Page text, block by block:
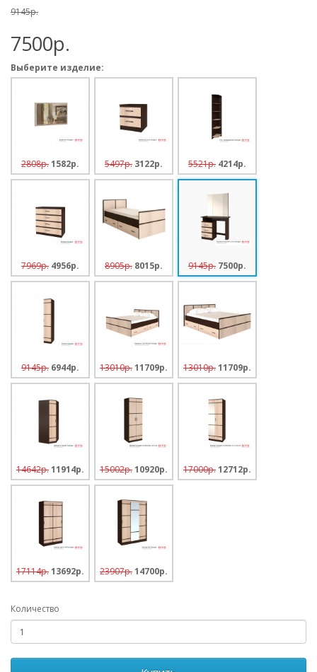
9145p.
7500p.
Выберите изделие:
2808p.1582p. 5497p. 3122p. 5521p. 4214p.
7969p. 4956p. 8905p. 8015p. 9145p. 7500p.
9145p. 6944p. 13010p.11709p. 13010p.11709p.
14642p.11914p. 15002p.10920p. 17000p.12712p.
17114p.13692p. 23907p.14700p.
Количество